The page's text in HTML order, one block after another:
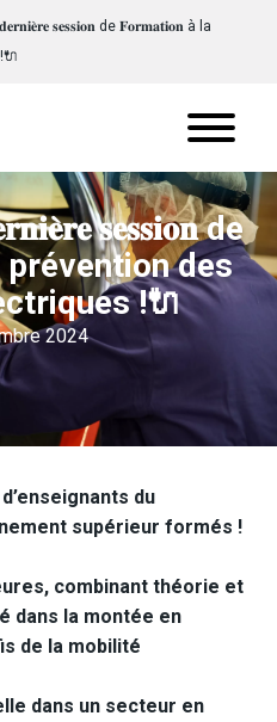
𝐬𝐞𝐬𝐬𝐢𝐨𝐧 de 𝐅𝐨𝐫𝐦𝐚𝐭𝐢𝐨𝐧 à la
𝐬𝐞𝐬𝐬𝐢𝐨𝐧 de
prévention des
!🔌
2024
du
supérieur formés !
combinant théorie et
dans la montée en
de la mobilité
dans un secteur en